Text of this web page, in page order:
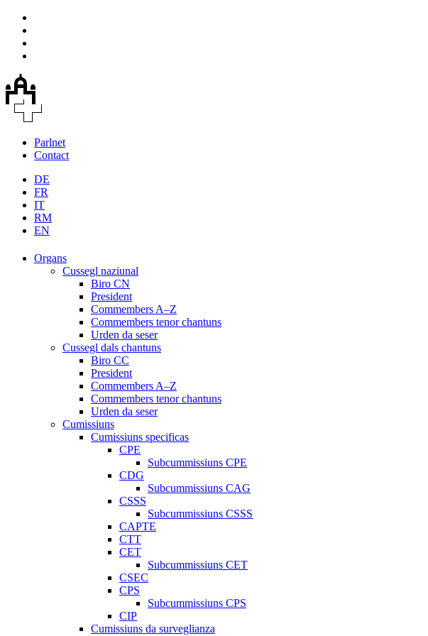
Parlnet
Contact
DE
FR
IT
RM
EN
Organs
Cussegl naziunal
Biro CN
President
Commembers A–Z
Commembers tenor chantuns
Urden da seser
Cussegl dals chantuns
Biro CC
President
Commembers A–Z
Commembers tenor chantuns
Urden da seser
Cumissiuns
Cumissiuns specificas
CPE
Subcummissiuns CPE
CDG
Subcummissiuns CAG
CSSS
Subcummissiuns CSSS
CAPTE
CTT
CET
Subcummissiuns CET
CSEC
CPS
Subcummissiuns CPS
CIP
Cumissiuns da surveglianza